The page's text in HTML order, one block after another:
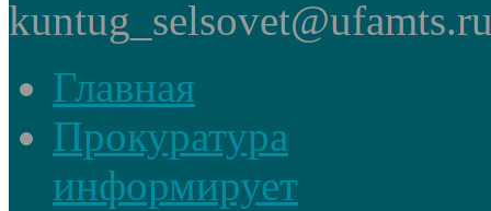
Главная
Прокуратура
информирует